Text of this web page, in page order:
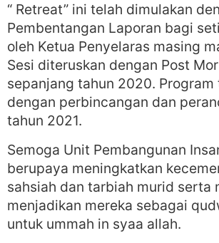
“ Retreat” ini telah dimulakan
Pembentangan Laporan bagi
oleh Ketua Penyelaras masing
Sesi diteruskan dengan Post
sepanjang tahun 2020.
dengan perbincangan dan
tahun 2021.
Semoga Unit Pembangunan
berupaya meningkatkan
sahsiah dan tarbiah murid serta
menjadikan mereka sebagai
untuk ummah in syaa allah.